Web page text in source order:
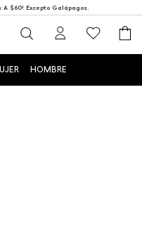
A $60! Excepto Galápagos.
HOMBRE